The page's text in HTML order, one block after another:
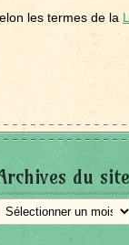
les termes de la
du site
Archives